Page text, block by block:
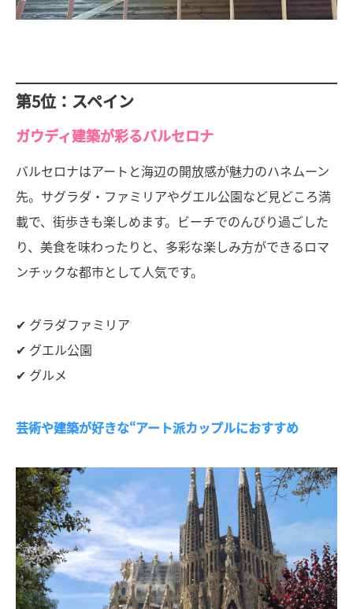
第5位：スペイン
ガウディ建築が彩るバルセロナ
バルセロナはアートと海辺の開放感が魅力のハネムーン
先。サグラダ・ファミリアやグエル公園など見どころ満
載で、街歩きも楽しめます。ビーチでのんびり過ごした
り、美食を味わったりと、多彩な楽しみ方ができるロマ
ンチックな都市として人気です。
✔ グラダファミリア
✔ グエル公園
✔ グルメ
芸術や建築が好きな“アート派カップルにおすすめ